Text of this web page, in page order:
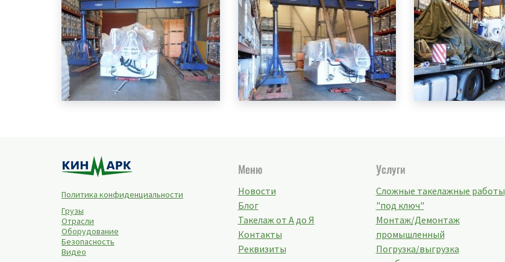
Политика конфиденциальности
Грузы
Отрасли
Оборудование
Безопасность
Видео
Меню
Новости
Блог
Такелаж от А до Я
Контакты
Реквизиты
Услуги
Сложные такелажные работы
"под ключ"
Монтаж/Демонтаж
промышленный
Погрузка/выгрузка